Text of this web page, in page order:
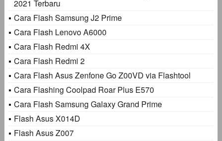
2021 Terbaru
Cara Flash Samsung J2 Prime
Cara Flash Lenovo A6000
Cara Flash Redmi 4X
Cara Flash Redmi 2
Cara Flash Asus Zenfone Go Z00VD via Flashtool
Cara Flashing Coolpad Roar Plus E570
Cara Flash Samsung Galaxy Grand Prime
Flash Asus X014D
Flash Asus Z007